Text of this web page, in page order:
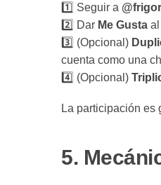
1️⃣ Seguir a
2️⃣ Dar Me Gusta al
3️⃣ (Opcional)
cuenta como una
4️⃣ (Opcional)
La participación es
5.